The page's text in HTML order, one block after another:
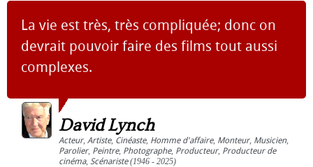
La vie est très, très compliquée; donc on
devrait pouvoir faire des films tout aussi
complexes.
David Lynch
Acteur, Artiste, Cinéaste, Homme d'affaire, Monteur, Musicien,
Parolier, Peintre, Photographe, Producteur, Producteur de
cinéma, Scénariste(1946 - 2025)